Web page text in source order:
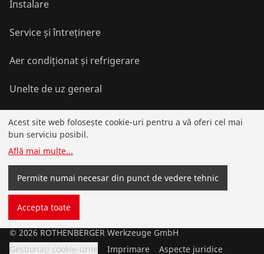
Instalare
Service și întreținere
Aer condiționat și refrigerare
Unelte de uz general
Service și plusvaloare
Programul de bonusuri
© 2026 ROTHENBERGER Werkzeuge GmbH
Gestionați cookie-urile
Imprimare Aspecte juridice
Acest site web folosește cookie-uri pentru a vă oferi cel mai
bun serviciu posibil.
Află mai multe...
Permite numai necesar din punct de vedere tehnic
Accepta toate